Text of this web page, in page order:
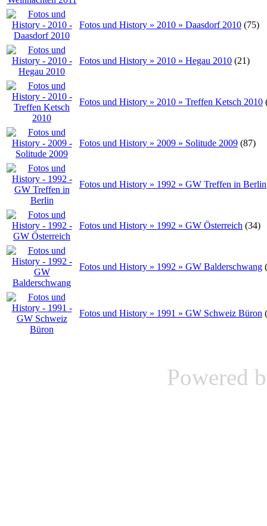
Fotos und History » 2010 » Daasdorf 2010 (75)
Fotos und History » 2010 » Hegau 2010 (21)
Fotos und History » 2010 » Treffen Ketsch 2010
Fotos und History » 2009 » Solitude 2009 (87)
Fotos und History » 1992 » GW Treffen in Berlin
Fotos und History » 1992 » GW Österreich (34)
Fotos und History » 1992 » GW Balderschwang
Fotos und History » 1991 » GW Schweiz Büron
Powered